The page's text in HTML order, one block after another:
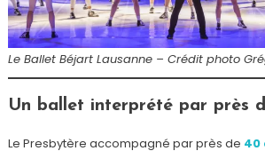
Le Ballet Béjart Lausanne – Crédit photo
Un ballet interprété par près
Le Presbytère accompagné par près de 40